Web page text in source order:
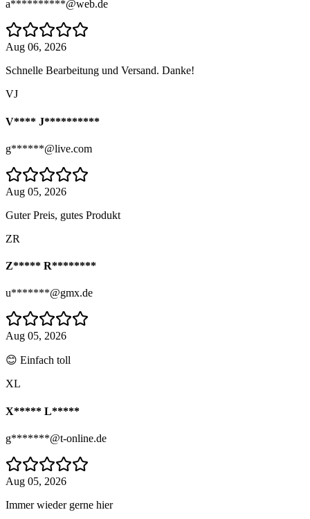
a**********@web.de
Aug 06, 2026
Schnelle Bearbeitung und Versand. Danke!
VJ
V**** J**********
g******@live.com
Aug 05, 2026
Guter Preis, gutes Produkt
ZR
Z***** R********
u*******@gmx.de
Aug 05, 2026
😊 Einfach toll
XL
X***** L*****
g*******@t-online.de
Aug 05, 2026
Immer wieder gerne hier